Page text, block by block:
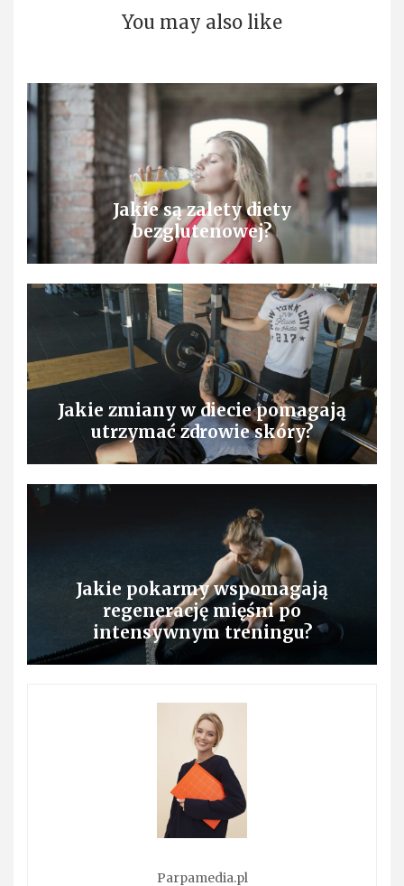
You may also like
Jakie są zalety diety
bezglutenowej?
Jakie zmiany w diecie pomagają
utrzymać zdrowie skóry?
Jakie pokarmy wspomagają
regenerację mięśni po
intensywnym treningu?
Parpamedia.pl